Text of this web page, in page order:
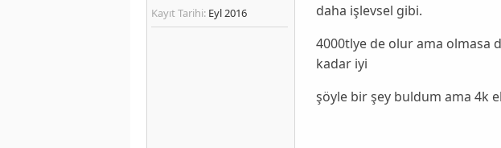
Kayıt Tarihi: Eyl 2016
daha işlevsel gibi.
4000tlye de olur ama olmasa
kadar iyi
şöyle bir şey buldum ama 4k